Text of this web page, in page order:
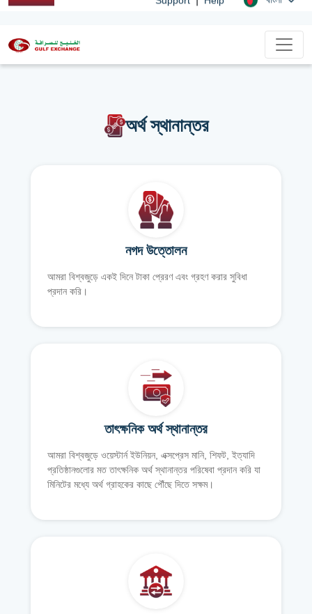
অর্থ স্থানান্তর
নগদ উত্তোলন
আমরা বিশ্বজুড়ে একই দিনে টাকা প্রেরণ এবং গ্রহণ করার সুবিধা
প্রদান করি।
তাৎক্ষনিক অর্থ স্থানান্তর
আমরা বিশ্বজুড়ে ওয়েস্টার্ন ইউনিয়ন, এক্সপ্রেস মানি, শিফট, ইত্যাদি
প্রতিষ্ঠানগুলোর মত তাৎক্ষনিক অর্থ স্থানান্তর পরিষেবা প্রদান করি যা
মিনিটের মধ্যে অর্থ গ্রাহকের কাছে পৌঁছে দিতে সক্ষম।